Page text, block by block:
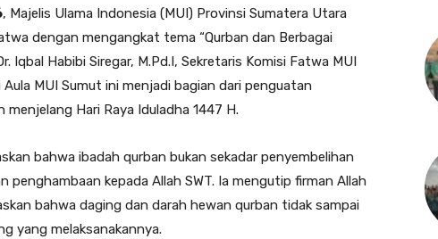
, Majelis Ulama Indonesia (MUI) Provinsi Sumatera Utara
dengan mengangkat tema “Qurban dan Berbagai
Iqbal Habibi Siregar, M.Pd.I, Sekretaris Komisi Fatwa MUI
MUI Sumut ini menjadi bagian dari penguatan
Hari Raya Iduladha 1447 H.
bahwa ibadah qurban bukan sekadar penyembelihan
penghambaan kepada Allah SWT. Ia mengutip firman Allah
bahwa daging dan darah hewan qurban tidak sampai
yang melaksanakannya.